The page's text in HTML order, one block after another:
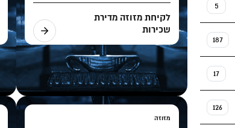
5
187
17
126
לקיחת מזוזה מדירת
שכירות
מזוזה